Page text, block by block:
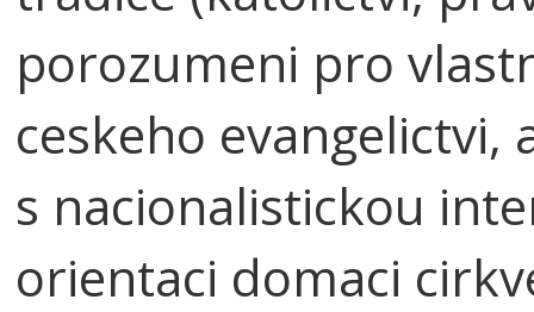
porozumeni pro
ceskeho evangelictvi,
s nacionalistickou
orientaci domaci